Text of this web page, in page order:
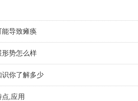
能导致瘫痪
形势怎么样
你了解多少
,应用